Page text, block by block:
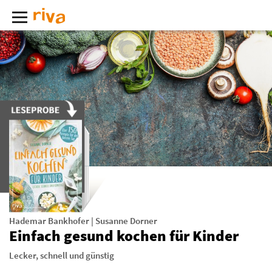
Hademar Bankhofer | Susanne Dorner
Einfach gesund kochen für Kinder
Lecker, schnell und günstig